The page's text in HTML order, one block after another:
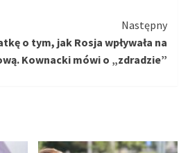
Następny
o tym, jak Rosja wpływała na
Kownacki mówi o „zdradzie”